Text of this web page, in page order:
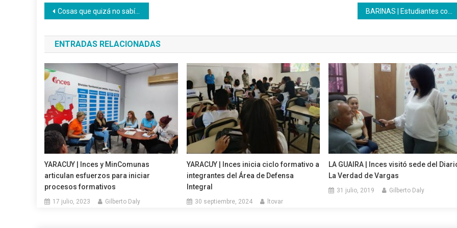
Navegación
de
entradas
Cosas que quizá no sabías de la Batalla de Carabobo BARINAS | Estudiantes con discapacidad auditiva de la Unidad Educativa Inces conmemoraron Bicentenario de Carabobo
ENTRADAS RELACIONADAS
YARACUY | Inces y MinComunas
articulan esfuerzos para iniciar
procesos formativos
17 julio, 2023 Gilberto Daly
YARACUY | Inces inicia ciclo formativo a
integrantes del Área de Defensa
Integral
30 septiembre, 2024 ltovar
LA GUAIRA | Inces visitó sede del
La Verdad de Vargas
31 julio, 2019 Gilberto Daly